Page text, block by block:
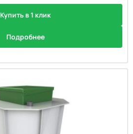
Купить в 1 клик
Подробнее